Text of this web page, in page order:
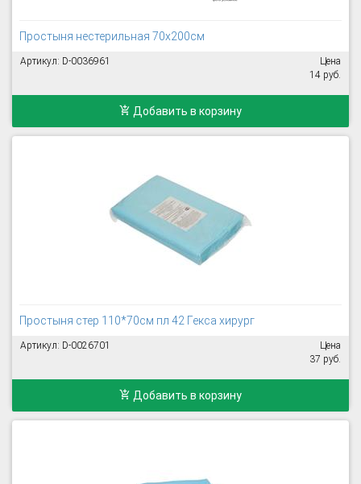
Простыня нестерильная 70х200см
Артикул: D-0036961
Цена
14 руб.
Добавить в корзину
Простыня стер 110*70см пл 42 Гекса хирург
Артикул: D-0026701
Цена
37 руб.
Добавить в корзину